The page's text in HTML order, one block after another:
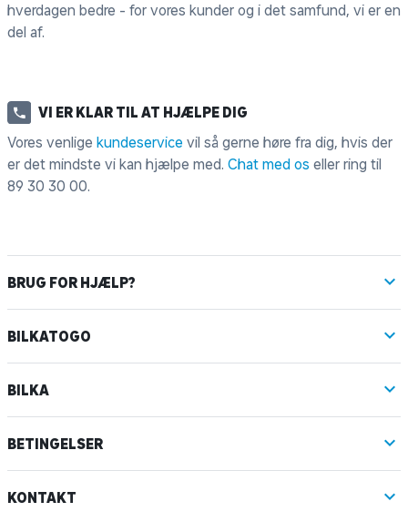
hverdagen bedre - for vores kunder og i det samfund, vi er en
del af.
VI ER KLAR TIL AT HJÆLPE DIG
Vores venlige kundeservice vil så gerne høre fra dig, hvis der
er det mindste vi kan hjælpe med. Chat med os eller ring til
89 30 30 00.
BRUG FOR HJÆLP?
BILKATOGO
BILKA
BETINGELSER
KONTAKT